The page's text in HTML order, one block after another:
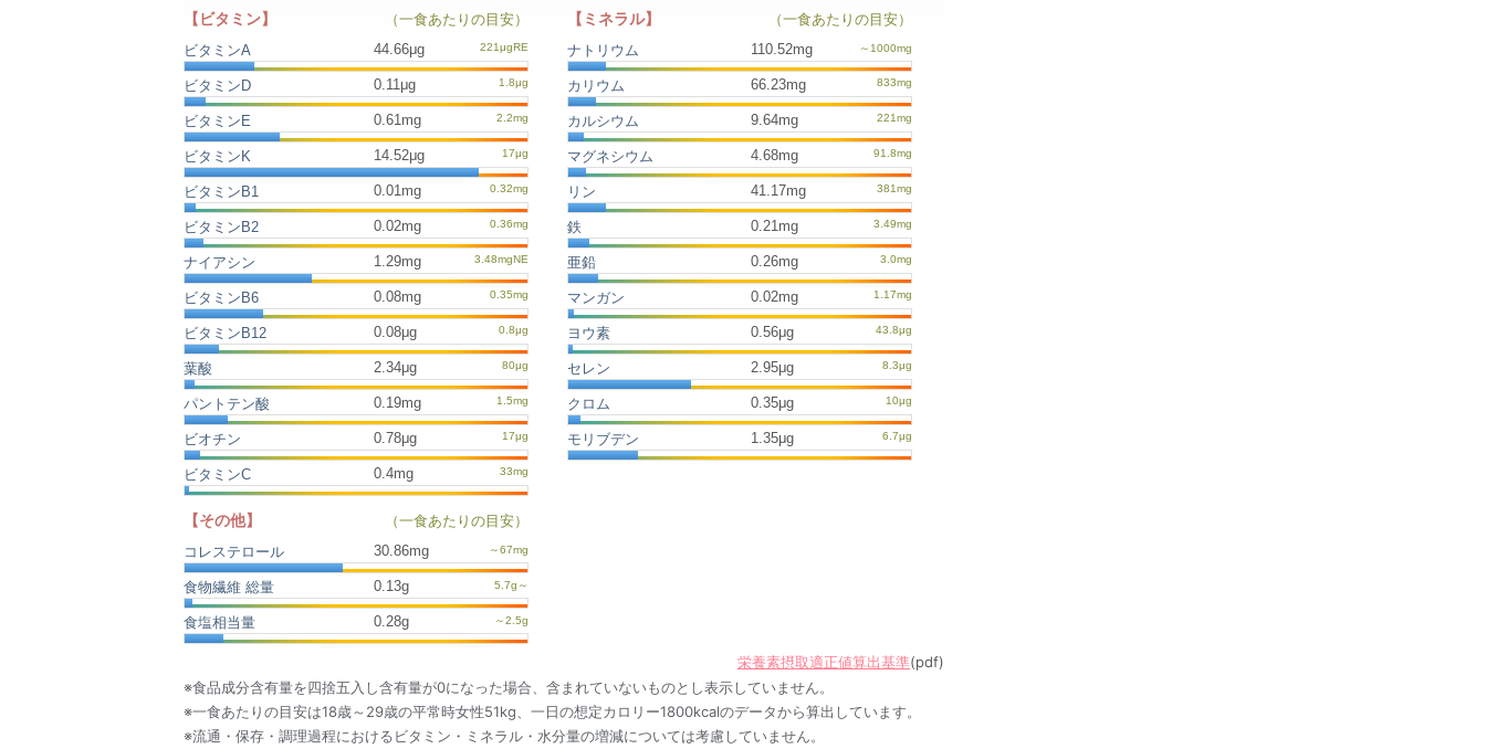
【ビタミン】
（一食あたりの目安）
ビタミンA
44.66μg
ビタミンD 0.11μg
ビタミンE 0.61mg
ビタミンK 14.52μg
ビタミンB1 0.01mg
ビタミンB2 0.02mg
ナイアシン 1.29mg
ビタミンB6 0.08mg
ビタミンB12 0.08μg
葉酸 2.34μg
パントテン酸 0.19mg
ビオチン 0.78μg
ビタミンC 0.4mg
【ミネラル】
（一食あたりの目安）
ナトリウム
110.52mg
カリウム 66.23mg
カルシウム 9.64mg
マグネシウム 4.68mg
リン 41.17mg
鉄 0.21mg
亜鉛 0.26mg
マンガン 0.02mg
ヨウ素 0.56μg
セレン 2.95μg
クロム 0.35μg
モリブデン 1.35μg
【その他】
（一食あたりの目安）
コレステロール
30.86mg
食物繊維 総量 0.13g
食塩相当量 0.28g
栄養素摂取適正値算出基準(pdf)
※食品成分含有量を四捨五入し含有量が0になった場合、含まれていないものとし表示していません。
※一食あたりの目安は18歳～29歳の平常時女性51kg、一日の想定カロリー1800kcalのデータから算出しています。
※流通・保存・調理過程におけるビタミン・ミネラル・水分量の増減については考慮していません。